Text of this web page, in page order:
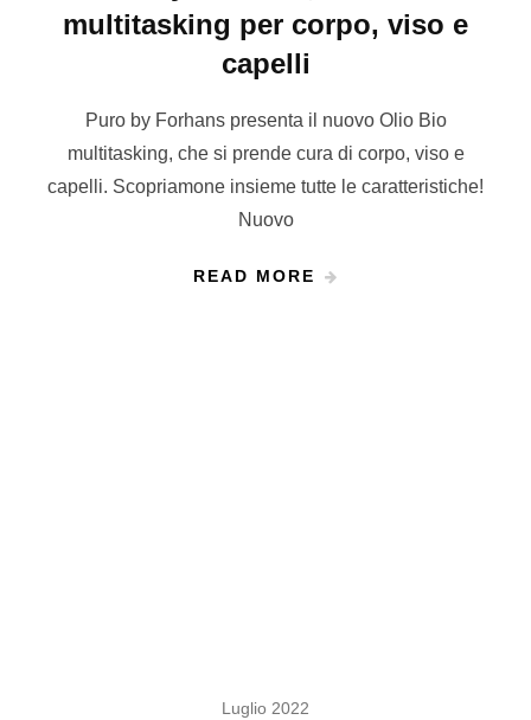
multitasking per corpo, viso e
capelli
Puro by Forhans presenta il nuovo Olio Bio
multitasking, che si prende cura di corpo, viso e
capelli. Scopriamone insieme tutte le caratteristiche!
Nuovo
READ MORE
Luglio 2022